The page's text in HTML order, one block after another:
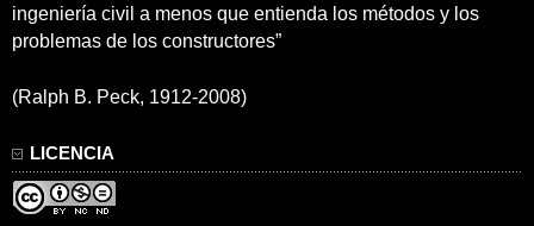
ingeniería civil a menos que entienda los métodos y los
problemas de los constructores”
(Ralph B. Peck, 1912-2008)
LICENCIA